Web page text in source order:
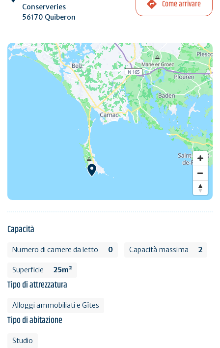
Conserveries
56170 Quiberon
Come arrivare
Capacità
Numero di camere da letto 0 Capacità massima 2
Superficie 25m²
Tipo di attrezzatura
Alloggi ammobiliati e Gîtes
Tipo di abitazione
Studio